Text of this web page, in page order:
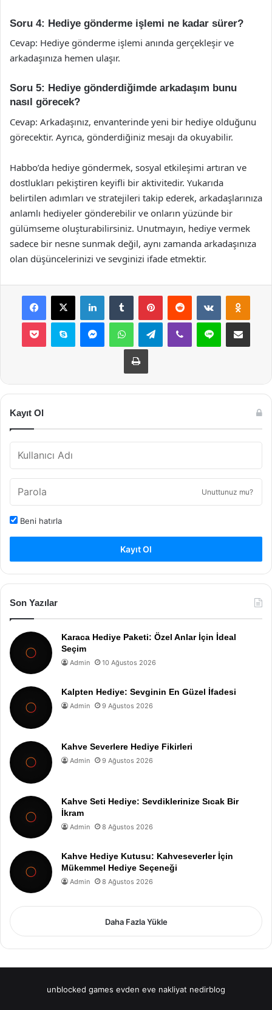
Soru 4: Hediye gönderme işlemi ne kadar sürer?
Cevap: Hediye gönderme işlemi anında gerçekleşir ve
arkadaşınıza hemen ulaşır.
Soru 5: Hediye gönderdiğimde arkadaşım bunu
nasıl görecek?
Cevap: Arkadaşınız, envanterinde yeni bir hediye olduğunu
görecektir. Ayrıca, gönderdiğiniz mesajı da okuyabilir.
Habbo’da hediye göndermek, sosyal etkileşimi artıran ve
dostlukları pekiştiren keyifli bir aktivitedir. Yukarıda
belirtilen adımları ve stratejileri takip ederek, arkadaşlarınıza
anlamlı hediyeler gönderebilir ve onların yüzünde bir
gülümseme oluşturabilirsiniz. Unutmayın, hediye vermek
sadece bir nesne sunmak değil, aynı zamanda arkadaşınıza
olan düşüncelerinizi ve sevginizi ifade etmektir.
Facebook
X LinkedInTumblr PinterestReddit VKontakte
Pocket Skype MessengerWhatsAppTelegramViber Line E-Posta ile
Yazdır
Kayıt Ol
Unuttunuz mu?
Beni hatırla
Kayıt Ol
Son Yazılar
Karaca Hediye Paketi: Özel Anlar İçin İdeal
Seçim
Admin 10 Ağustos 2026
Kalpten Hediye: Sevginin En Güzel İfadesi
Admin 9 Ağustos 2026
Kahve Severlere Hediye Fikirleri
Admin 9 Ağustos 2026
Kahve Seti Hediye: Sevdiklerinize Sıcak Bir
İkram
Admin 8 Ağustos 2026
Kahve Hediye Kutusu: Kahveseverler İçin
Mükemmel Hediye Seçeneği
Admin 8 Ağustos 2026
Daha Fazla Yükle
unblocked games evden eve nakliyat nedirblog